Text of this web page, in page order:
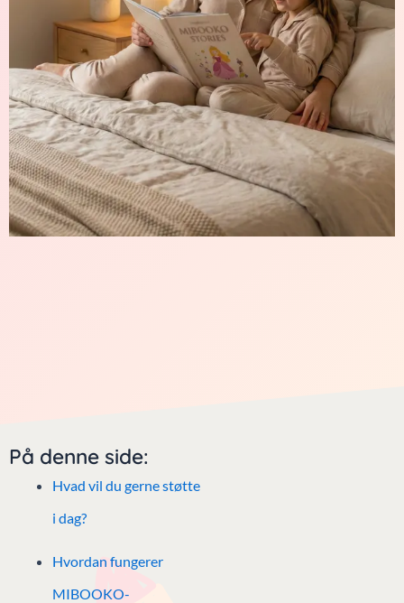
På denne side:
Hvad vil du gerne støtte
i dag?
Hvordan fungerer
MIBOOKO-